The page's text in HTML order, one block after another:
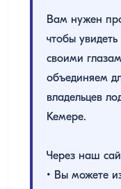
Вам нужен
чтобы
своими
объединяем
владельцев
Кемере.
Через наш
• Вы можете